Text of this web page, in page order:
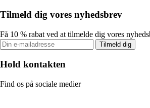
Tilmeld dig vores nyhedsbrev
Få 10 % rabat ved at tilmelde dig vores
Tilmeld dig
Hold kontakten
Find os på sociale medier